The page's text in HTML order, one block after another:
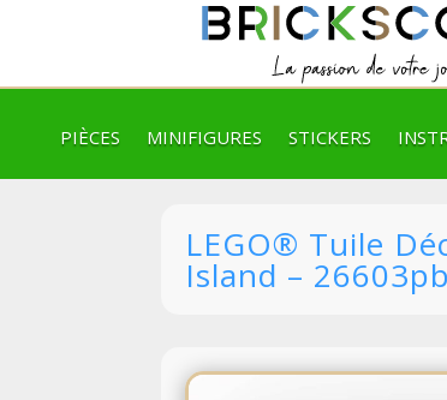
PIÈCES MINIFIGURES STICKERS
LEGO® Tuile
Island –